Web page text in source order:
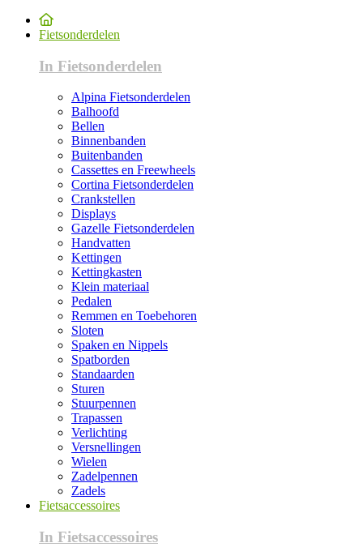
Fietsonderdelen
In Fietsonderdelen
Alpina Fietsonderdelen
Balhoofd
Bellen
Binnenbanden
Buitenbanden
Cassettes en Freewheels
Cortina Fietsonderdelen
Crankstellen
Displays
Gazelle Fietsonderdelen
Handvatten
Kettingen
Kettingkasten
Klein materiaal
Pedalen
Remmen en Toebehoren
Sloten
Spaken en Nippels
Spatborden
Standaarden
Sturen
Stuurpennen
Trapassen
Verlichting
Versnellingen
Wielen
Zadelpennen
Zadels
Fietsaccessoires
In Fietsaccessoires